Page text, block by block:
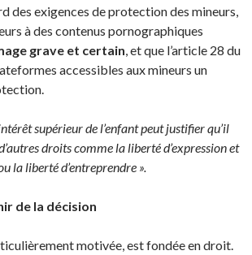
des exigences de protection des mineurs,
à des contenus pornographiques
grave et certain, et que l’article 28 du
accessibles aux mineurs un
supérieur de l’enfant peut justifier qu’il
droits comme la liberté d’expression et
la liberté d’entreprendre ».
de la décision
motivée, est fondée en droit.